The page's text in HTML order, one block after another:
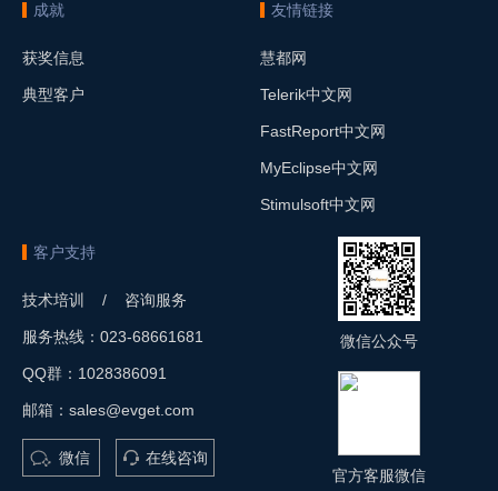
成就
获奖信息
典型客户
友情链接
慧都网
Telerik中文网
FastReport中文网
MyEclipse中文网
Stimulsoft中文网
客户支持
技术培训 / 咨询服务
服务热线：023-68661681
QQ群：1028386091
邮箱：sales@evget.com
微信 在线咨询
微信公众号
官方客服微信